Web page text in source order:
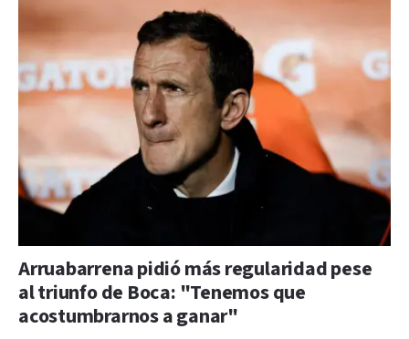
Arruabarrena pidió más regularidad pese
al triunfo de Boca: "Tenemos que
acostumbrarnos a ganar"